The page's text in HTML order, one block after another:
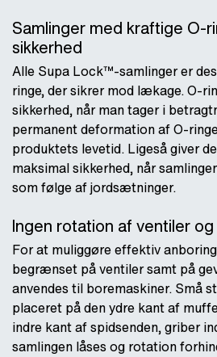
Samlinger med kraftige O-
sikkerhed
Alle Supa Lock™-samlinger er
ringe, der sikrer mod lækage. O-
sikkerhed, når man tager i
permanent deformation af O-
produktets levetid. Ligeså giver
maksimal sikkerhed, når
som følge af jordsætninger.
Ingen rotation af ventiler
For at muliggøre effektiv
begrænset på ventiler samt på
anvendes til boremaskiner. Små
placeret på den ydre kant af
indre kant af spidsenden, griber
samlingen låses og rotation